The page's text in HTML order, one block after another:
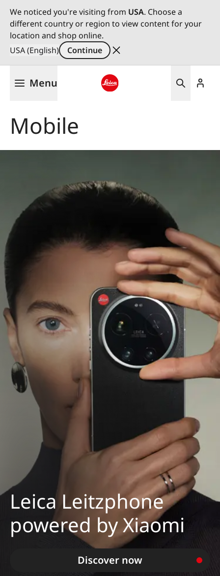
We noticed you're visiting from USA. Choose a
different country or region to view content for your
location and shop online.
USA (English)
Continue
Menu
Mobile
Leica Leitzphone
powered by Xiaomi
Discover now